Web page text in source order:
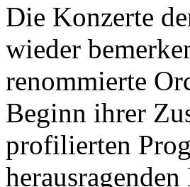
Die Konzerte
wieder
renommierte
Beginn ihrer
profilierten